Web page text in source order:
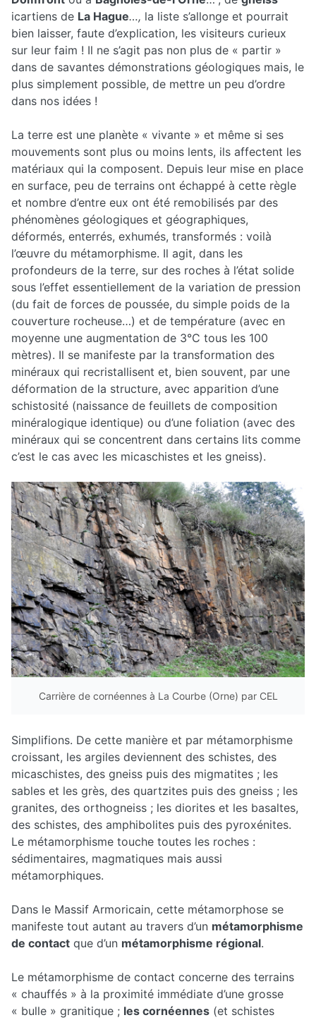
icartiens de La Hague…, la liste s’allonge et pourrait
bien laisser, faute d’explication, les visiteurs curieux
sur leur faim ! Il ne s’agit pas non plus de « partir »
dans de savantes démonstrations géologiques mais, le
plus simplement possible, de mettre un peu d’ordre
dans nos idées !
La terre est une planète « vivante » et même si ses
mouvements sont plus ou moins lents, ils affectent les
matériaux qui la composent. Depuis leur mise en place
en surface, peu de terrains ont échappé à cette règle
et nombre d’entre eux ont été remobilisés par des
phénomènes géologiques et géographiques,
déformés, enterrés, exhumés, transformés : voilà
l’œuvre du métamorphisme. Il agit, dans les
profondeurs de la terre, sur des roches à l’état solide
sous l’effet essentiellement de la variation de pression
(du fait de forces de poussée, du simple poids de la
couverture rocheuse…) et de température (avec en
moyenne une augmentation de 3°C tous les 100
mètres). Il se manifeste par la transformation des
minéraux qui recristallisent et, bien souvent, par une
déformation de la structure, avec apparition d’une
schistosité (naissance de feuillets de composition
minéralogique identique) ou d’une foliation (avec des
minéraux qui se concentrent dans certains lits comme
c’est le cas avec les micaschistes et les gneiss).
Carrière de cornéennes à La Courbe (Orne) par CEL
Simplifions. De cette manière et par métamorphisme
croissant, les argiles deviennent des schistes, des
micaschistes, des gneiss puis des migmatites ; les
sables et les grès, des quartzites puis des gneiss ; les
granites, des orthogneiss ; les diorites et les basaltes,
des schistes, des amphibolites puis des pyroxénites.
Le métamorphisme touche toutes les roches :
sédimentaires, magmatiques mais aussi
métamorphiques.
Dans le Massif Armoricain, cette métamorphose se
manifeste tout autant au travers d’un métamorphisme
de contact que d’un métamorphisme régional.
Le métamorphisme de contact concerne des terrains
« chauffés » à la proximité immédiate d’une grosse
« bulle » granitique ; les cornéennes (et schistes